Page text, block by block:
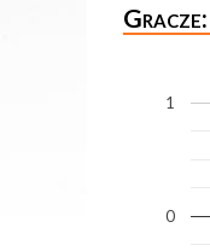
Gracze:
0
1